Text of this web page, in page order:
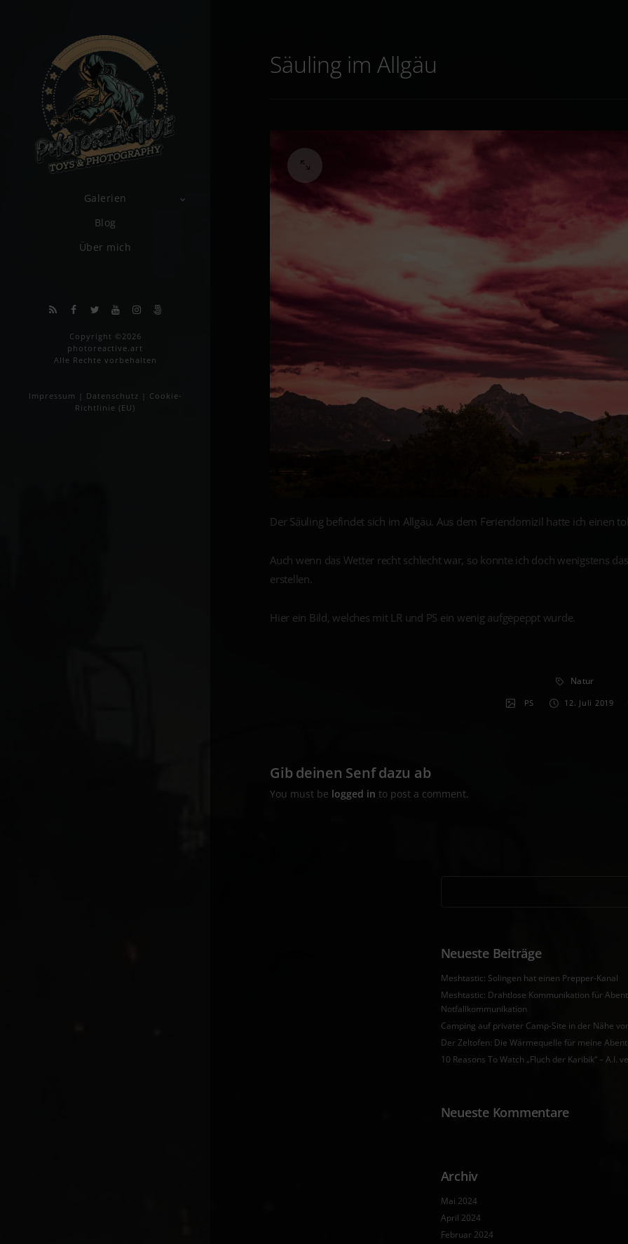
Galerien
Blog
Über mich
Copyright ©2026
photoreactive.art
Alle Rechte vorbehalten
Impressum Datenschutz
Cookie-
Richtlinie (EU)
Säuling im Allgäu
Der Säuling befindet sich im Allgäu. Aus dem Feriendomizil hatte ich einen
Auch wenn das Wetter recht schlecht war, so konnte ich doch wenigstens
erstellen.
Hier ein Bild, welches mit LR und PS ein wenig aufgepeppt wurde.
Natur
PS 12. Juli 2019
Gib deinen Senf dazu ab
You must be logged in to post a comment.
Neueste Beiträge
Meshtastic: Solingen hat einen Prepper-Kanal
Meshtastic: Drahtlose Kommunikation für
Notfallkommunikation
Camping auf privater Camp-Site in der Nähe
Der Zeltofen: Die Wärmequelle für meine
10 Reasons To Watch „Fluch der Karibik“ – A.I.
Neueste Kommentare
Archiv
Mai 2024
April 2024
Februar 2024